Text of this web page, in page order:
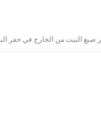
صبغ البيت من الخارج في حفر